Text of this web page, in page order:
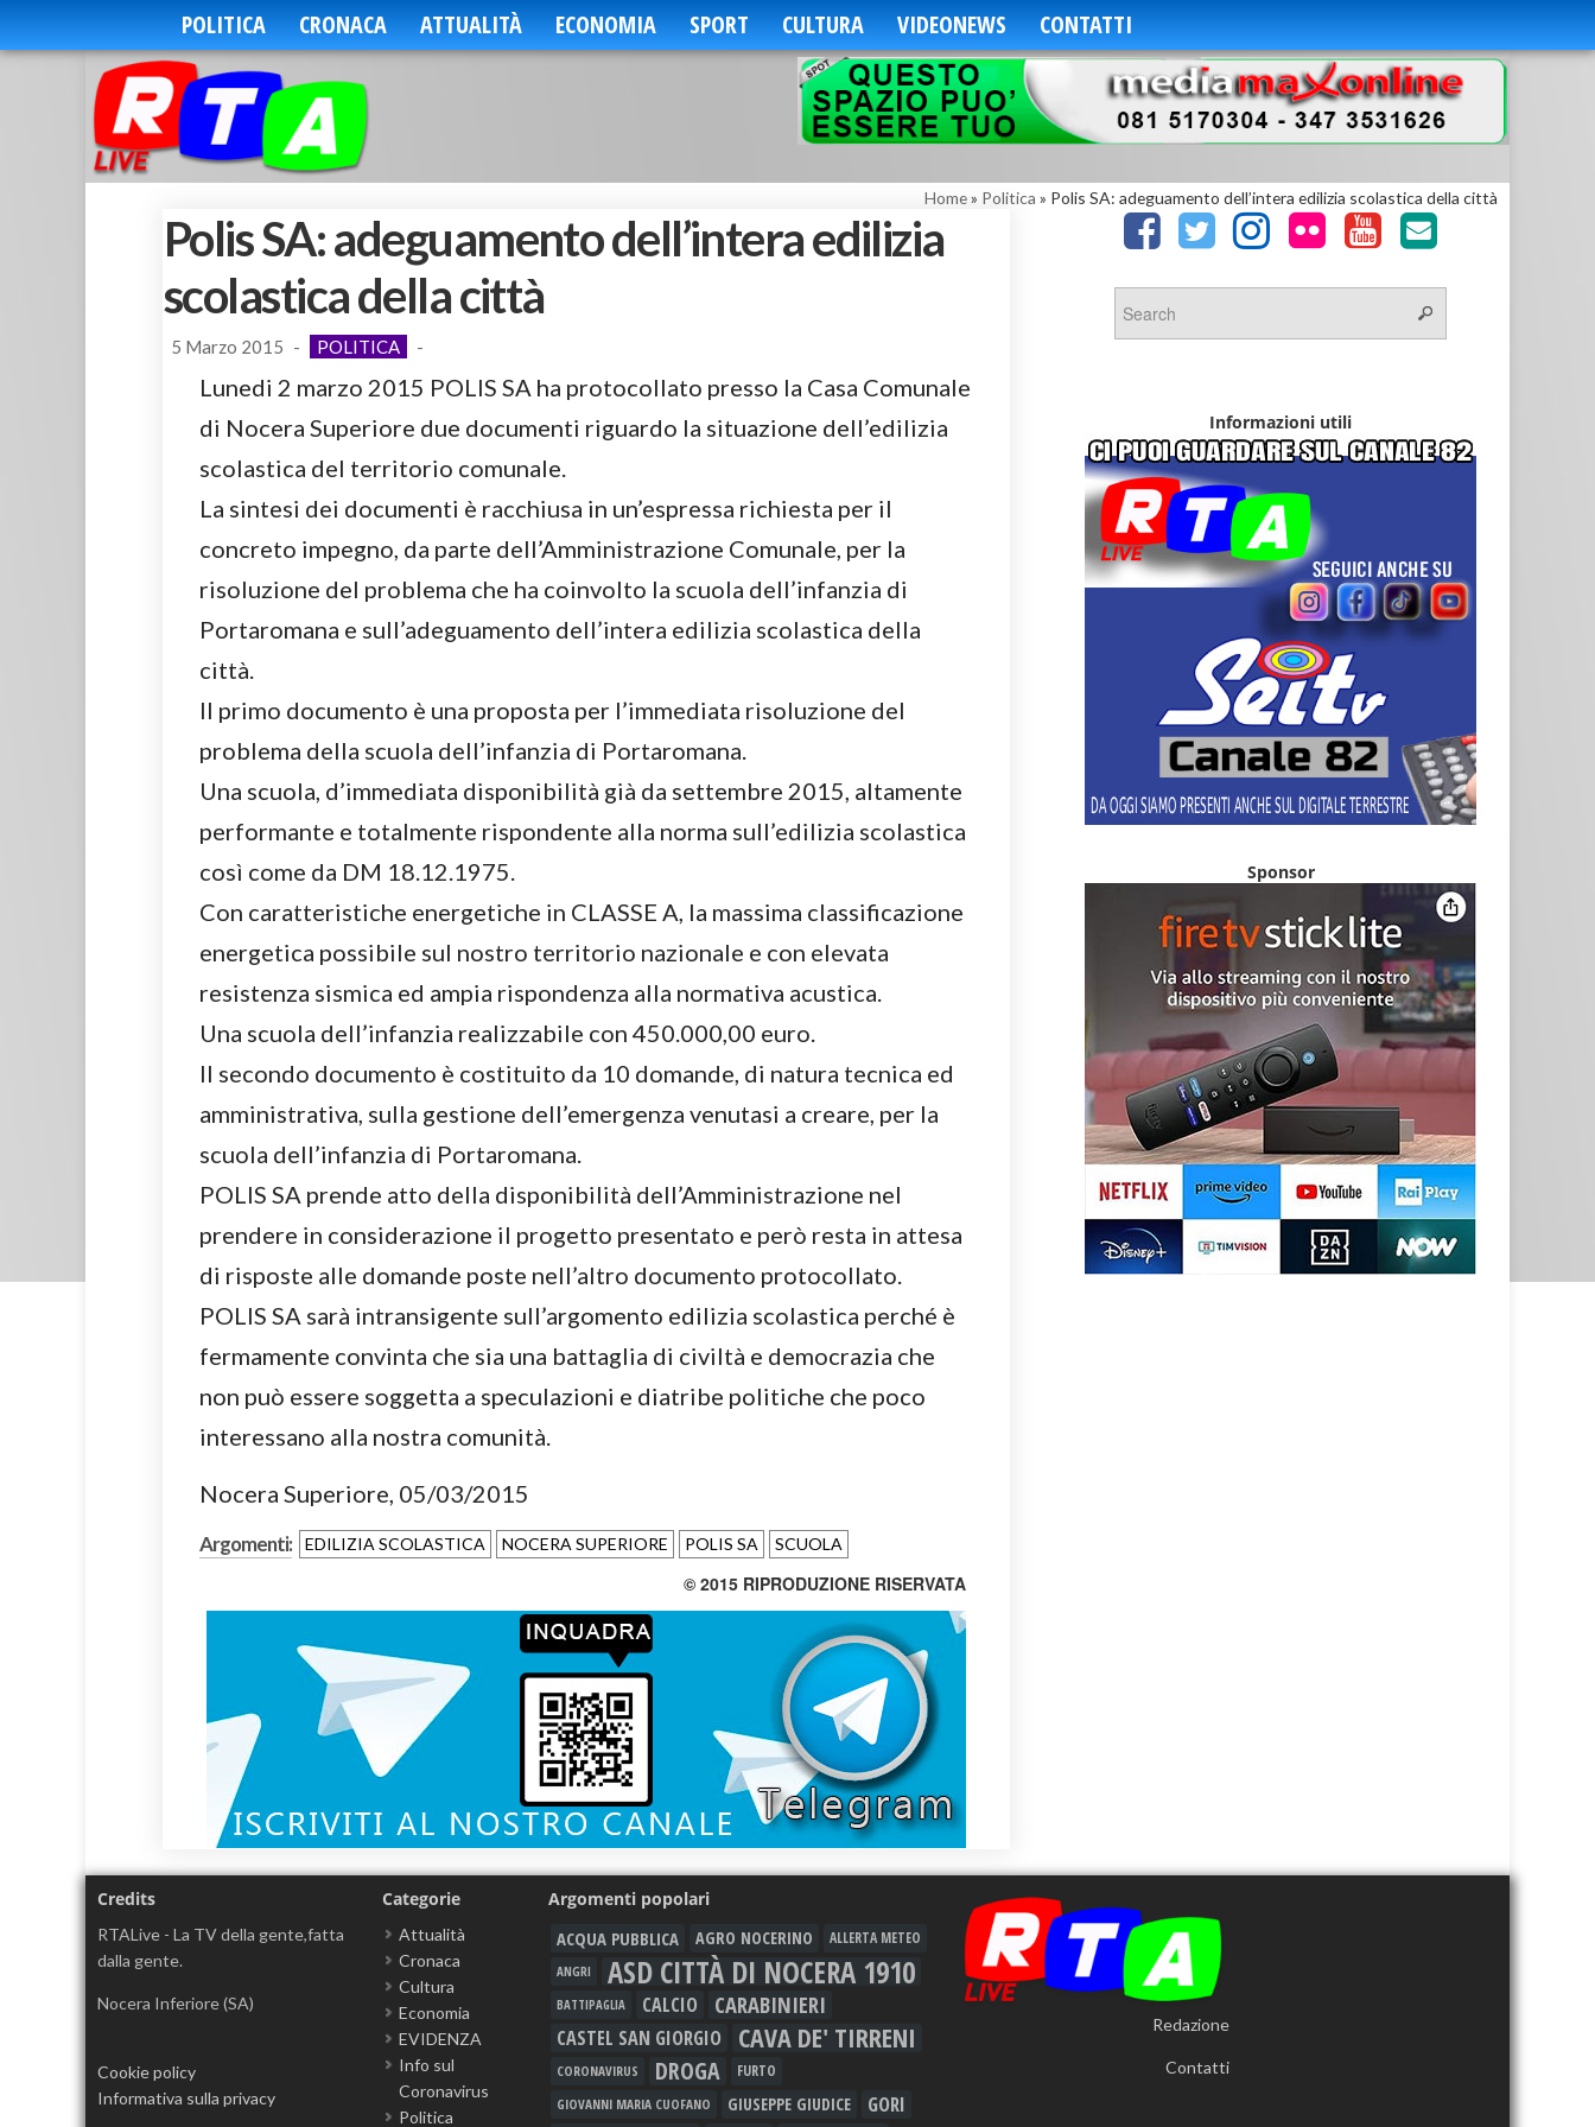
POLITICA CRONACA ATTUALITÀ ECONOMIA SPORT CULTURA VIDEONEWS CONTATTI
Home» Politica » Polis SA: adeguamento dell’intera edilizia scolastica della città
Polis SA: adeguamento dell’intera edilizia
scolastica della città
5 Marzo 2015 - POLITICA -
Lunedi 2 marzo 2015 POLIS SA ha protocollato presso la Casa Comunale
di Nocera Superiore due documenti riguardo la situazione dell’edilizia
scolastica del territorio comunale.
La sintesi dei documenti è racchiusa in un’espressa richiesta per il
concreto impegno, da parte dell’Amministrazione Comunale, per la
risoluzione del problema che ha coinvolto la scuola dell’infanzia di
Portaromana e sull’adeguamento dell’intera edilizia scolastica della
città.
Il primo documento è una proposta per l’immediata risoluzione del
problema della scuola dell’infanzia di Portaromana.
Una scuola, d’immediata disponibilità già da settembre 2015, altamente
performante e totalmente rispondente alla norma sull’edilizia scolastica
così come da DM 18.12.1975.
Con caratteristiche energetiche in CLASSE A, la massima classificazione
energetica possibile sul nostro territorio nazionale e con elevata
resistenza sismica ed ampia rispondenza alla normativa acustica.
Una scuola dell’infanzia realizzabile con 450.000,00 euro.
Il secondo documento è costituito da 10 domande, di natura tecnica ed
amministrativa, sulla gestione dell’emergenza venutasi a creare, per la
scuola dell’infanzia di Portaromana.
POLIS SA prende atto della disponibilità dell’Amministrazione nel
prendere in considerazione il progetto presentato e però resta in attesa
di risposte alle domande poste nell’altro documento protocollato.
POLIS SA sarà intransigente sull’argomento edilizia scolastica perché è
fermamente convinta che sia una battaglia di civiltà e democrazia che
non può essere soggetta a speculazioni e diatribe politiche che poco
interessano alla nostra comunità.
Nocera Superiore, 05/03/2015
Argomenti: EDILIZIA SCOLASTICA NOCERA SUPERIORE POLIS SA SCUOLA
© 2015 RIPRODUZIONE RISERVATA
Informazioni utili
Sponsor
Credits
RTALive - La TV della gente,fatta
dalla gente.
Nocera Inferiore (SA)
Cookie policy
Informativa sulla privacy
Categorie
Attualità
Cronaca
Cultura
Economia
EVIDENZA
Info sul
Coronavirus
Politica
Argomenti popolari
ACQUA PUBBLICA AGRO NOCERINO
ALLERTA METEO
ANGRI
ASD CITTÀ DI NOCERA 1910
BATTIPAGLIA CALCIO CARABINIERI
CASTEL SAN GIORGIO CAVA DE' TIRRENI
CORONAVIRUS DROGA FURTO
GIOVANNI MARIA CUOFANO GIUSEPPE GIUDICE GORI
Redazione
Contatti